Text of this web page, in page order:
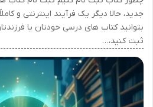
جدید، حالا دیگر یک فرآیند اینترنتی و
بتوانید کتاب های درسی خودتان یا
ثبت کنید،…